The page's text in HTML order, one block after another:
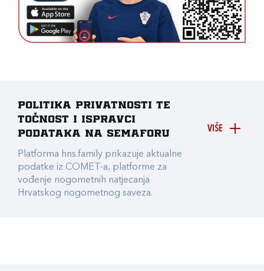
VIŠE
Politika privatnosti te
točnost i ispravci
podataka na Semaforu
Platforma hns.family prikazuje aktualne
podatke iz COMET-a, platforme za
vođenje nogometnih natjecanja
Hrvatskog nogometnog saveza.